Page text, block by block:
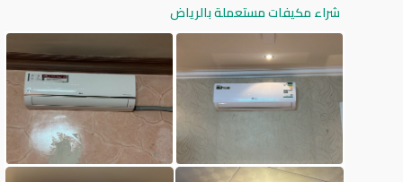
شراء مكيفات مستعملة بالرياض